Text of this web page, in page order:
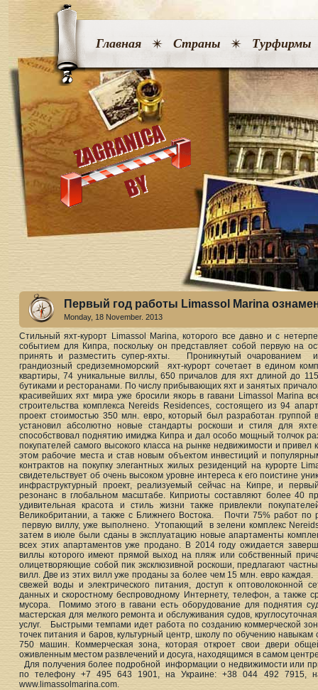
Главная Страны Турфирмы
Первый год работы Limassol Marina
Monday, 18 November. 2013
Стильный яхт-курорт Limassol Marina, которого все давно и с
событием для Кипра, поскольку он представляет собой первую на
принять и разместить супер-яхты. Проникнутый очарованием
грандиозный средиземноморский яхт-курорт сочетает в едином
квартиры, 74 уникальные виллы, 650 причалов для яхт длиной до
бутиками и ресторанами. По числу прибывающих яхт и занятых
красивейших яхт мира уже бросили якорь в гавани Limassol Marina
строительства комплекса Nereids Residences, состоящего из 94
проект стоимостью 350 млн. евро, который был разработан группой
установил абсолютно новые стандарты роскоши и стиля для
способствовал поднятию имиджа Кипра и дал особо мощный толчок
покупателей самого высокого класса на рынке недвижимости и
этом рабочие места и став новым объектом инвестиций и
контрактов на покупку элегантных жилых резиденций на курорте
свидетельствует об очень высоком уровне интереса к его поистине
инфраструктурный проект, реализуемый сейчас на Кипре, и
резонанс в глобальном масштабе. Киприоты составляют более 40
удивительная красота и стиль жизни также привлекли
Великобритании, а также с Ближнего Востока. Почти 75% работ по
первую виллу, уже выполнено. Утопающий в зелени комплекс
затем в июле были сданы в эксплуатацию новые апартаменты
всех этих апартаментов уже продано. В 2014 году ожидается
виллы которого имеют прямой выход на пляж или собственный
олицетворяющие собой пик эксклюзивной роскоши, предлагают
вилл. Две из этих вилл уже проданы за более чем 15 млн. евро
свежей воды и электрического питания, доступ к оптоволоконной
данных и скоростному беспроводному Интернету, телефон, а также
мусора. Помимо этого в гавани есть оборудование для поднятия
мастерская для мелкого ремонта и обслуживания судов,
услуг. Быстрыми темпами идет работа по созданию коммерческой
точек питания и баров, культурный центр, школу по обучению навыкам
750 машин. Коммерческая зона, которая откроет свои двери
оживленным местом развлечений и досуга, находящимся в самом
Для получения более подробной информации о недвижимости или
по телефону +7 495 643 1901, на Украине: +38 044 492 7915,
www.limassolmarina.com.